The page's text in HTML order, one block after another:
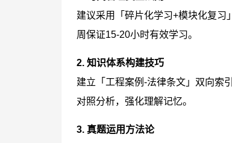
建议采用「碎片化学习+模块化复
周保证15-20小时有效学习。
2. 知识体系构建技巧
建立「工程案例-法律条文」双向索
对照分析，强化理解记忆。
3. 真题运用方法论